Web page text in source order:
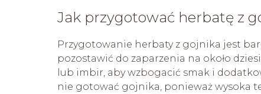
Jak przygotować herbatę z
Przygotowanie herbaty z gojnika jest
pozostawić do zaparzenia na około
lub imbir, aby wzbogacić smak i
nie gotować gojnika, ponieważ wysoka